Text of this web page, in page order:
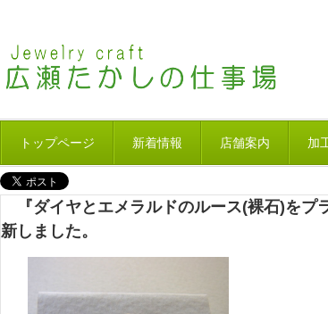
トップページ 新着情報 店舗案内 加
『ダイヤとエメラルドのルース(裸石)をプ
新しました。